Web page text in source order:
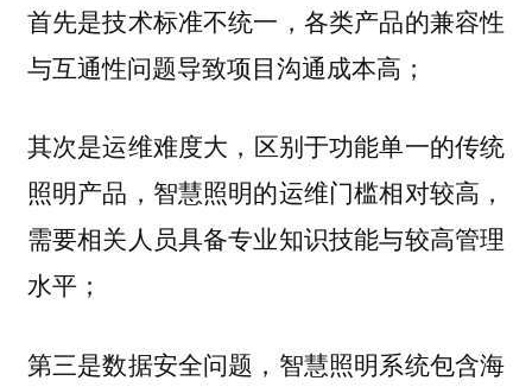
首先是技术标准不统一， 各类产品的兼容性
与互通性问题导致项目沟通成本高；
其次是运维难度大， 区别于功能单一的传统
照明产品，智慧照明的运维门槛相对较高，
需要相关人员具备专业知识技能与较高管理
水平；
第三是数据安全问题， 智慧照明系统包含海